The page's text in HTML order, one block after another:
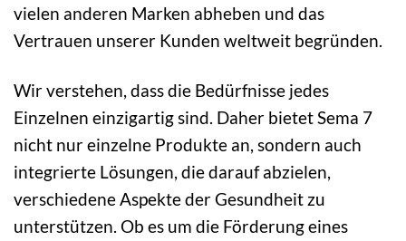
vielen anderen Marken abheben und das
Vertrauen unserer Kunden weltweit begründen.
Wir verstehen, dass die Bedürfnisse jedes
Einzelnen einzigartig sind. Daher bietet Sema 7
nicht nur einzelne Produkte an, sondern auch
integrierte Lösungen, die darauf abzielen,
verschiedene Aspekte der Gesundheit zu
unterstützen. Ob es um die Förderung eines